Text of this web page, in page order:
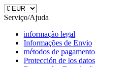
Serviço/Ajuda
informação legal
Informações de Envio
métodos de pagamento
Protección de los datos